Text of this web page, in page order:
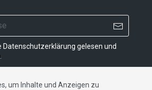
Datenschutzerklärung gelesen und
um Inhalte und Anzeigen zu